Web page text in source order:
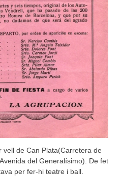
vell de Can Plata(Carretera de
del Generalísimo). De fet
per fer-hi teatre i ball.